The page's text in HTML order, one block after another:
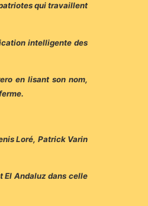
qui travaillent
intelligente des
en lisant son nom,
Loré, Patrick Varin
El Andaluz dans celle